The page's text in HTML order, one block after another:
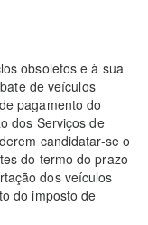
obsoletos e à sua
de veículos
pagamento do
dos Serviços de
candidatar-se o
do termo do prazo
dos veículos
do imposto de